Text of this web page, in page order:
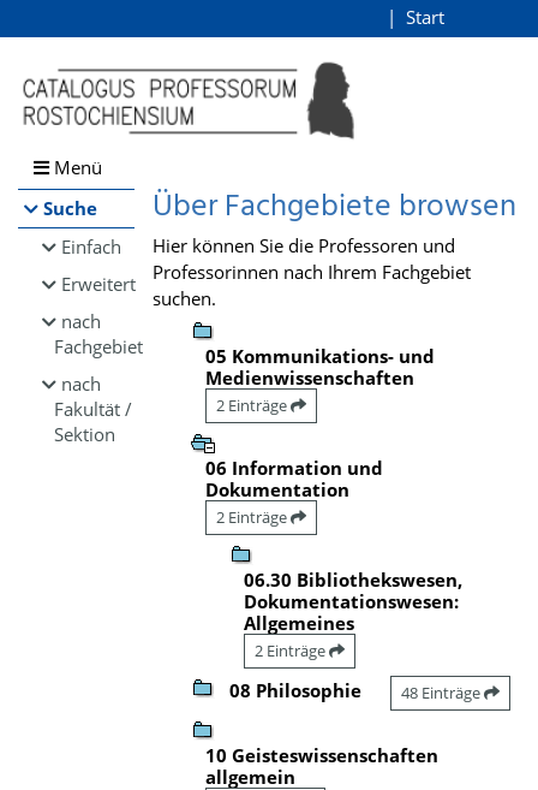
Browsen
direkt zum Inhalt
Start
Menü
Suche
Einfach
Erweitert
nach
Fachgebiet
nach
Fakultät /
Sektion
Über Fachgebiete browsen
Hier können Sie die Professoren und
Professorinnen nach Ihrem Fachgebiet
suchen.
05 Kommunikations- und
Medienwissenschaften
2 Einträge
06 Information und
Dokumentation
2 Einträge
06.30 Bibliothekswesen,
Dokumentationswesen:
Allgemeines
2 Einträge
08 Philosophie 48 Einträge
10 Geisteswissenschaften
allgemein